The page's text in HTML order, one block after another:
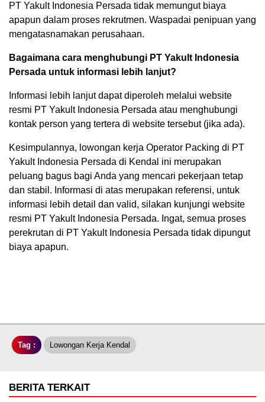
PT Yakult Indonesia Persada tidak memungut biaya
apapun dalam proses rekrutmen. Waspadai penipuan yang
mengatasnamakan perusahaan.
Bagaimana cara menghubungi PT Yakult Indonesia
Persada untuk informasi lebih lanjut?
Informasi lebih lanjut dapat diperoleh melalui website
resmi PT Yakult Indonesia Persada atau menghubungi
kontak person yang tertera di website tersebut (jika ada).
Kesimpulannya, lowongan kerja Operator Packing di PT
Yakult Indonesia Persada di Kendal ini merupakan
peluang bagus bagi Anda yang mencari pekerjaan tetap
dan stabil. Informasi di atas merupakan referensi, untuk
informasi lebih detail dan valid, silakan kunjungi website
resmi PT Yakult Indonesia Persada. Ingat, semua proses
perekrutan di PT Yakult Indonesia Persada tidak dipungut
biaya apapun.
Tag : Lowongan Kerja Kendal
BERITA TERKAIT